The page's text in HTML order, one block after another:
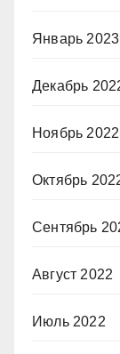
Январь 2023
Декабрь
Ноябрь 2022
Октябрь
Сентябрь
Август 2022
Июль 2022